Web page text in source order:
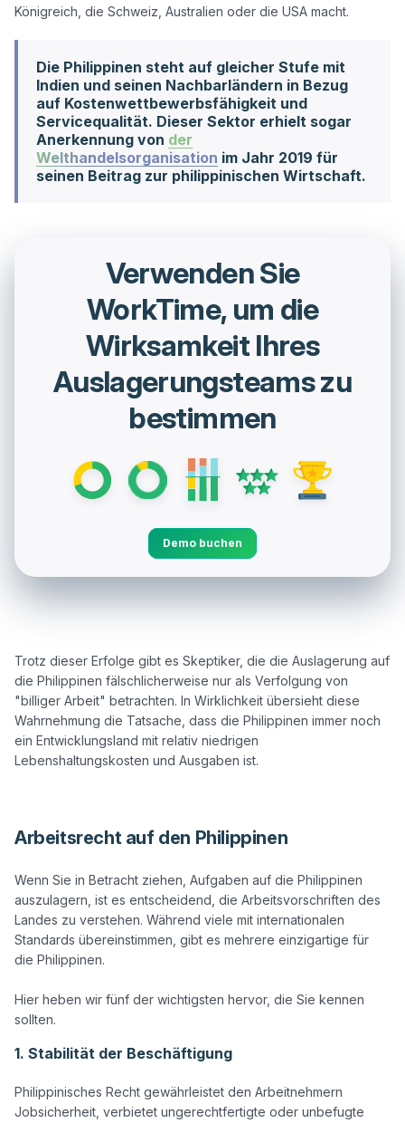
Die Philippinen steht auf gleicher Stufe mit
Indien und seinen Nachbarländern in Bezug
auf Kostenwettbewerbsfähigkeit und
Servicequalität. Dieser Sektor erhielt sogar
Anerkennung von der
Welthandelsorganisation im Jahr 2019 für
seinen Beitrag zur philippinischen Wirtschaft.
Verwenden Sie
WorkTime, um die
Wirksamkeit Ihres
Auslagerungsteams zu
bestimmen
Demo buchen
Trotz dieser Erfolge gibt es Skeptiker, die die Auslagerung auf
die Philippinen fälschlicherweise nur als Verfolgung von
"billiger Arbeit" betrachten. In Wirklichkeit übersieht diese
Wahrnehmung die Tatsache, dass die Philippinen immer noch
ein Entwicklungsland mit relativ niedrigen
Lebenshaltungskosten und Ausgaben ist.
Arbeitsrecht auf den Philippinen
Wenn Sie in Betracht ziehen, Aufgaben auf die Philippinen
auszulagern, ist es entscheidend, die Arbeitsvorschriften des
Landes zu verstehen. Während viele mit internationalen
Standards übereinstimmen, gibt es mehrere einzigartige für
die Philippinen.
Hier heben wir fünf der wichtigsten hervor, die Sie kennen
1. Stabilität der Beschäftigung
Philippinisches Recht gewährleistet den Arbeitnehmern
Jobsicherheit, verbietet ungerechtfertigte oder unbefugte